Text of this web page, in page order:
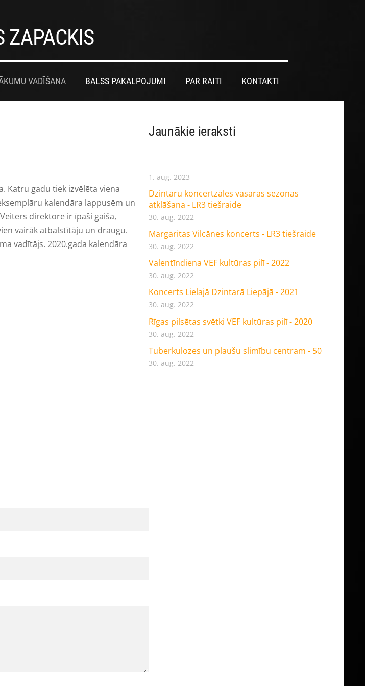
ZAPACKIS
VADĪŠANA BALSS PAKALPOJUMI PAR RAITI KONTAKTI
Jaunākie ieraksti
1. aug. 2023
Dzintaru koncertzāles vasaras sezonas
atklāšana - LR3 tiešraide
30. aug. 2022
Margaritas Vilcānes koncerts - LR3 tiešraide
30. aug. 2022
Valentīndiena VEF kultūras pilī - 2022
30. aug. 2022
Koncerts Lielajā Dzintarā Liepājā - 2021
30. aug. 2022
Rīgas pilsētas svētki VEF kultūras pilī - 2020
30. aug. 2022
Tuberkulozes un plaušu slimību centram - 50
30. aug. 2022
Katru gadu tiek izvēlēta viena
kalendāra lappusēm un
direktore ir īpaši gaiša,
vairāk atbalstītāju un draugu.
vadītājs. 2020.gada kalendāra